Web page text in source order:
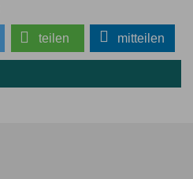
teilen mitteilen